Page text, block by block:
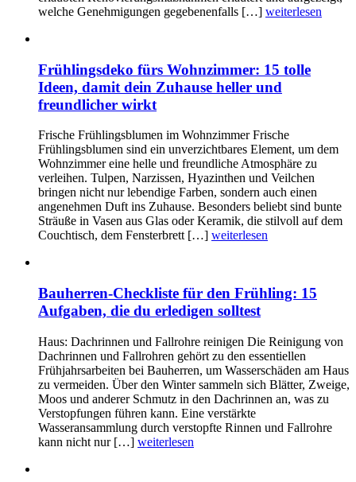
welche Genehmigungen gegebenenfalls […] weiterlesen
Frühlingsdeko fürs Wohnzimmer: 15 tolle
Ideen, damit dein Zuhause heller und
freundlicher wirkt
Frische Frühlingsblumen im Wohnzimmer Frische
Frühlingsblumen sind ein unverzichtbares Element, um dem
Wohnzimmer eine helle und freundliche Atmosphäre zu
verleihen. Tulpen, Narzissen, Hyazinthen und Veilchen
bringen nicht nur lebendige Farben, sondern auch einen
angenehmen Duft ins Zuhause. Besonders beliebt sind bunte
Sträuße in Vasen aus Glas oder Keramik, die stilvoll auf dem
Couchtisch, dem Fensterbrett […] weiterlesen
Bauherren-Checkliste für den Frühling: 15
Aufgaben, die du erledigen solltest
Haus: Dachrinnen und Fallrohre reinigen Die Reinigung von
Dachrinnen und Fallrohren gehört zu den essentiellen
Frühjahrsarbeiten bei Bauherren, um Wasserschäden am Haus
zu vermeiden. Über den Winter sammeln sich Blätter, Zweige,
Moos und anderer Schmutz in den Dachrinnen an, was zu
Verstopfungen führen kann. Eine verstärkte
Wasseransammlung durch verstopfte Rinnen und Fallrohre
kann nicht nur […] weiterlesen